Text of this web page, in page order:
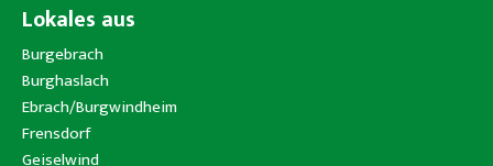
Lokales aus
Burgebrach
Burghaslach
Ebrach/Burgwindheim
Frensdorf
Geiselwind